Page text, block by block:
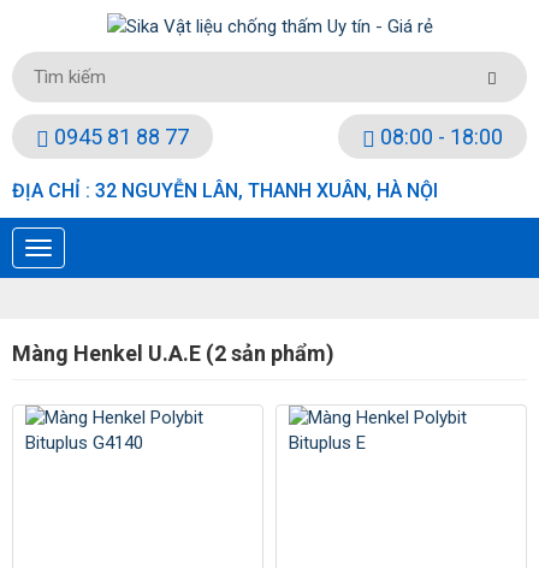
0945 81 88 77 08:00 - 18:00
ĐỊA CHỈ : 32 NGUYỄN LÂN, THANH XUÂN, HÀ NỘI
Màng Henkel U.A.E (2 sản phẩm)